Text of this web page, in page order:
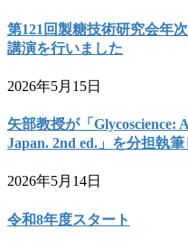
第121回製糖技術研究会年
講演を行いました
2026年5月15日
矢部教授が「Glycoscience:
Japan. 2nd ed.」を分担執
2026年5月14日
令和8年度スタート